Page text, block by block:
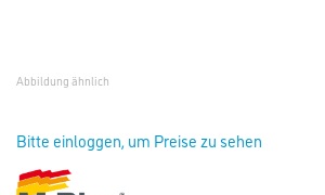
Abbildung ähnlich
Bitte einloggen, um Preise zu sehen